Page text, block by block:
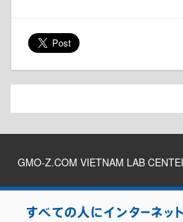
GMO-Z.COM VIETNAM LAB
2026